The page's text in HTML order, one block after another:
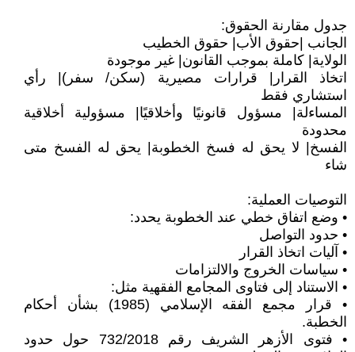
جدول مقارنة الحقوق:
الجانب |حقوق الأب| حقوق الخطيب
الولاية| كاملة بموجب القانون| غير موجودة
اتخاذ القرار| قرارات مصيرية (سكن/ سفر)| رأي
استشاري فقط
المساءلة| مسؤول قانونيًا وأخلاقيًا| مسؤولية أخلاقية
محدودة
الفسخ| لا يحق له فسخ الخطوبة| يحق له الفسخ متى
شاء
التوصيات العملية:
• وضع اتفاق خطي عند الخطوبة يحدد:
• حدود التواصل
• آليات اتخاذ القرار
• سياسات الخروج والالتزامات
• الاستناد إلى فتاوى المجامع الفقهية مثل:
• قرار مجمع الفقه الإسلامي (1985) بشأن أحكام
الخطبة.
• فتوى الأزهر الشريف رقم 732/2018 حول حدود